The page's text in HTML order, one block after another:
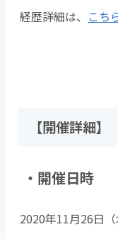
経歴詳細は、 こち
【開催詳細】
・開催日時
2020年11月26日